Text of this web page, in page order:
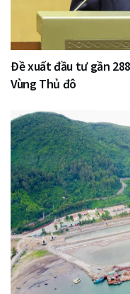
Đề xuất đầu tư gần
Vùng Thủ đô